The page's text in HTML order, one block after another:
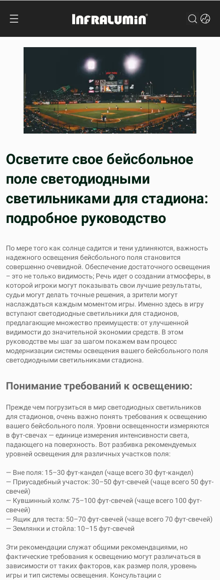
Осветите свое бейсбольное
поле светодиодными
светильниками для стадиона:
подробное руководство
По мере того как солнце садится и тени удлиняются, важность
надежного освещения бейсбольного поля становится
совершенно очевидной. Обеспечение достаточного освещения
– это не только видимость; Речь идет о создании атмосферы, в
которой игроки могут показывать свои лучшие результаты,
судьи могут делать точные решения, а зрители могут
наслаждаться каждым моментом игры. Именно здесь в игру
вступают светодиодные светильники для стадионов,
предлагающие множество преимуществ: от улучшенной
видимости до значительной экономии средств. В этом
руководстве мы шаг за шагом покажем вам процесс
модернизации системы освещения вашего бейсбольного поля
светодиодными светильниками стадиона.
Понимание требований к освещению:
Прежде чем погрузиться в мир светодиодных светильников
для стадионов, очень важно понять требования к освещению
вашего бейсбольного поля. Уровни освещенности измеряются
в фут-свечах — единице измерения интенсивности света,
падающего на поверхность. Вот разбивка рекомендуемых
уровней освещения для различных участков поля:
— Вне поля: 15–30 фут-кандел (чаще всего 30 фут-кандел)
— Приусадебный участок: 30–50 фут-свечей (чаще всего 50 фут-
свечей)
— Кувшинный холм: 75–100 фут-свечей (чаще всего 100 фут-
свечей)
— Ящик для теста: 50–70 фут-свечей (чаще всего 70 фут-свечей)
— Землянки и стойла: 10–15 фут-свечей
Эти рекомендации служат общими рекомендациями, но
фактические требования к освещению могут различаться в
зависимости от таких факторов, как размер поля, уровень
игры и тип системы освещения. Консультации с